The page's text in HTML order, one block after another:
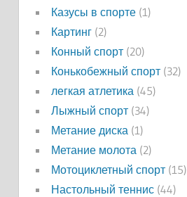
Казусы в спорте(1)
Картинг(2)
Конный спорт(20)
Конькобежный спорт(32)
легкая атлетика (45)
Лыжный спорт(34)
Метание диска (1)
Метание молота (2)
Мотоциклетный спорт(15)
Настольный теннис(44)